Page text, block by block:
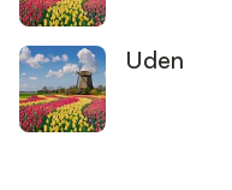
Uden